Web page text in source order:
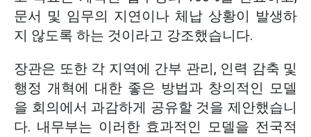
문서 및 임무의 지연이나 체납 상황이 발생하
지 않도록 하는 것이라고 강조했습니다.
장관은 또한 각 지역에 간부 관리, 인력 감축 및
행정 개혁에 대한 좋은 방법과 창의적인 모델
을 회의에서 과감하게 공유할 것을 제안했습니
다. 내무부는 이러한 효과적인 모델을 전국적